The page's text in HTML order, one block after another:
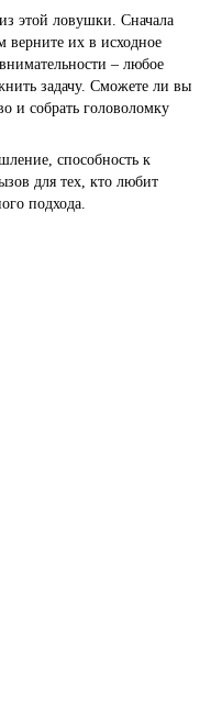
этой ловушки. Сначала
верните их в исходное
– любое
задачу. Сможете ли вы
и собрать головоломку
способность к
для тех, кто любит
подхода.